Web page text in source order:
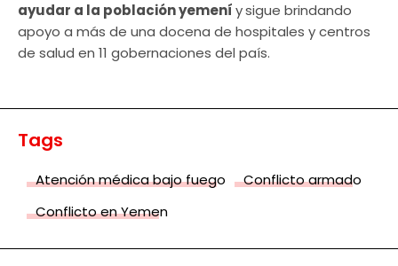
ayudar a la población yemeníysigue brindando
apoyo a más de una docena de hospitales y centros
de salud en 11 gobernaciones del país.
Tags
Atención médica bajo fuego
Conflicto armado
Conflicto en Yemen